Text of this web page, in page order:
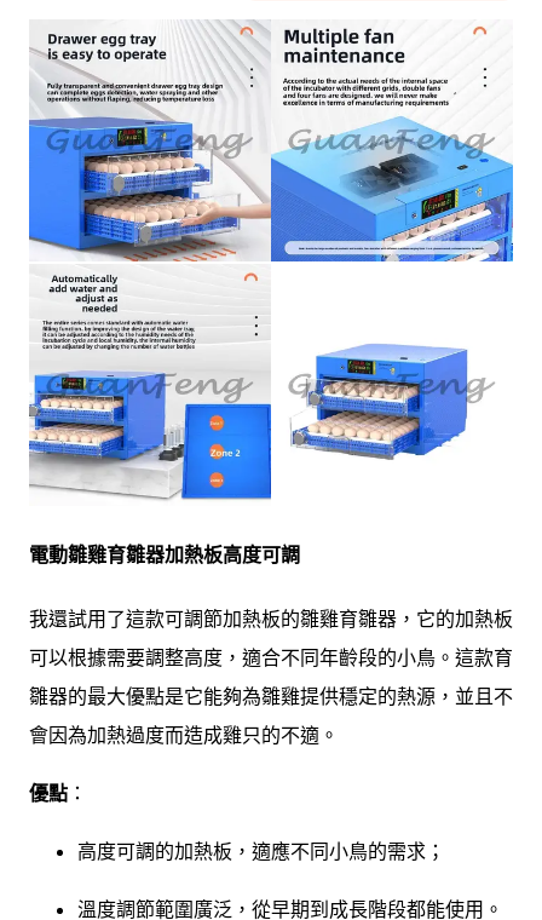
電動雛雞育雛器加熱板高度可調
我還試用了這款可調節加熱板的雛雞育雛器，它的加熱板
可以根據需要調整高度，適合不同年齡段的小鳥。這款育
雛器的最大優點是它能夠為雛雞提供穩定的熱源，並且不
會因為加熱過度而造成雞只的不適。
優點 ：
高度可調的加熱板，適應不同小鳥的需求；
溫度調節範圍廣泛，從早期到成長階段都能使用。